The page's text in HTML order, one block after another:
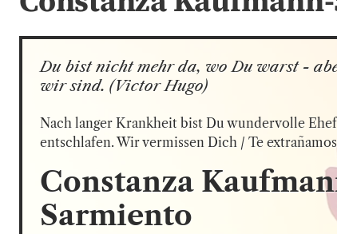
Du bist nicht mehr da, wo Du warst -
wir sind. (Victor Hugo)
Nach langer Krankheit bist Du wundervolle
entschlafen. Wir vermissen Dich / Te
Constanza
Sarmiento